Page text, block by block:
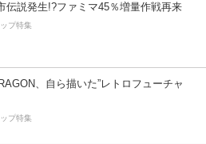
伝説発生!?ファミマ45％増量作戦再来
プ特集
、自ら描いた”レトロフューチャ
プ特集